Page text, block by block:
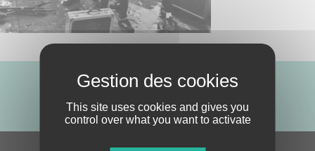
This site uses cookies and gives you
control over what you want to activate